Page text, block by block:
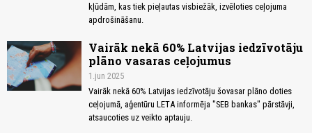
kļūdām, kas tiek pieļautas visbiežāk, izvēloties ceļojuma
apdrošināšanu.
Vairāk nekā 60% Latvijas iedzīvotāju
plāno vasaras ceļojumus
1.jun 2025
Vairāk nekā 60% Latvijas iedzīvotāju šovasar plāno doties
ceļojumā, aģentūru LETA informēja "SEB bankas" pārstāvji,
atsaucoties uz veikto aptauju.